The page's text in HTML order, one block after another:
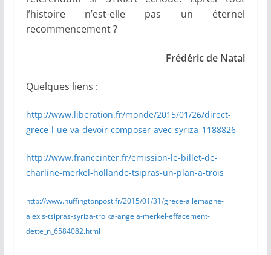
l’histoire n’est-elle pas un éternel
recommencement ?
Frédéric de Natal
Quelques liens :
http://www.liberation.fr/monde/2015/01/26/direct-
grece-l-ue-va-devoir-composer-avec-syriza_1188826
http://www.franceinter.fr/emission-le-billet-de-
charline-merkel-hollande-tsipras-un-plan-a-trois
http://www.huffingtonpost.fr/2015/01/31/grece-allemagne-
alexis-tsipras-syriza-troika-angela-merkel-effacement-
dette_n_6584082.html